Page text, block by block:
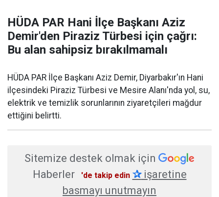
HÜDA PAR Hani İlçe Başkanı Aziz
Demir'den Piraziz Türbesi için çağrı:
Bu alan sahipsiz bırakılmamalı
HÜDA PAR İlçe Başkanı Aziz Demir, Diyarbakır'ın Hani
ilçesindeki Piraziz Türbesi ve Mesire Alanı'nda yol, su,
elektrik ve temizlik sorunlarının ziyaretçileri mağdur
ettiğini belirtti.
Sitemize destek olmak için
Haberler
'de takip edin ✰işaretine
basmayı unutmayın